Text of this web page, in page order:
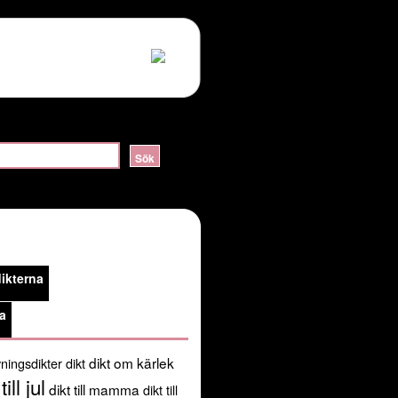
alert handshake failure in
share/pear:/usr/share/php') in
diktdikt om kärlek
jul dikt till mamma dikt till